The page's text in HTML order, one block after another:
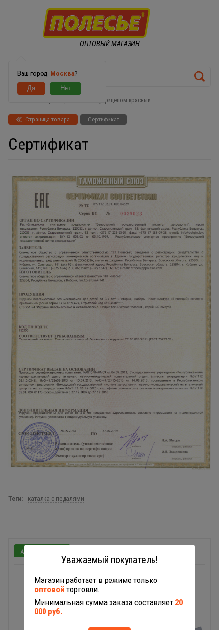
ОПТОВЫЙ МАГАЗИН
Ваш город Москва?
Педальный трактор Turbo с полуприцепом красный
Страница товара Сертификат
Сертификат
Теги: каталка с педалями
Уважаемый покупатель!
Магазин работает в режиме только
оптовой торговли.
Минимальная сумма заказа составляет 20
000 руб.